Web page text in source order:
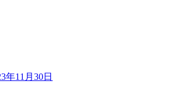
年11月30日